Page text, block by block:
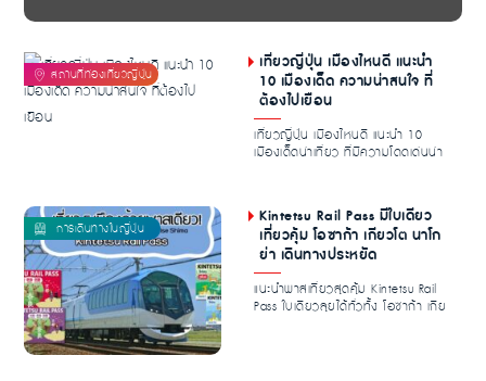
เที่ยวญี่ปุ่น เมืองไหนดี แนะนำ
10 เมืองเด็ด ความน่าสนใจ ที่
ต้องไปเยือน
เที่ยวญี่ปุ่น เมืองไหนดี แนะนำ 10
เมืองเด็ดน่าเที่ยว ที่มีความโดดเด่นน่า
Kintetsu Rail Pass มีใบเดียว
เที่ยวคุ้ม โอซาก้า เกียวโต นาโก
ย่า เดินทางประหยัด
แนะนำพาสเที่ยวสุดคุ้ม Kintetsu Rail
Pass ใบเดียวลุยได้ทั่วทั้ง โอซาก้า เกีย